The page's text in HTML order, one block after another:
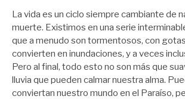
La vida es un ciclo siempre cambiante de
muerte. Existimos en una serie
que a menudo son tormentosos, con
convierten en inundaciones, y a veces
Pero al final, todo esto no son más que
lluvia que pueden calmar nuestra alma.
conviertan nuestro mundo en el Paraíso,